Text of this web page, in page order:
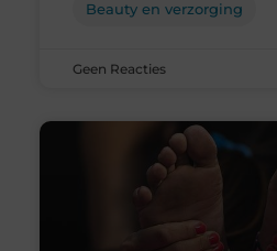
Beauty en verzorging
Geen Reacties